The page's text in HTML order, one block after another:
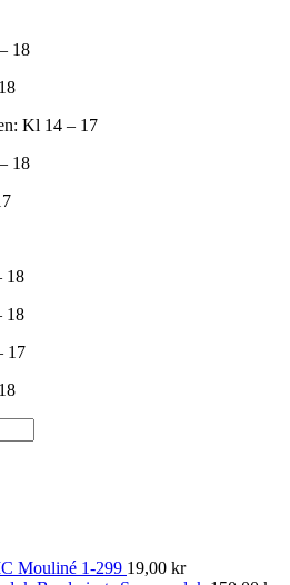
18
Kl 14 – 17
18
18
18
17
Mouliné 1-299 19,00 kr